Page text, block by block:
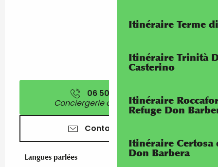
Itinéraire Terme
Itinéraire Trinità
Casterino
Itinéraire
Refuge Don
Itinéraire Certosa
Don Barbera
06 50 56 00▒▒
Conciergerie des Citronniers
Contactez-nous
Langues parlées
Langues parlées